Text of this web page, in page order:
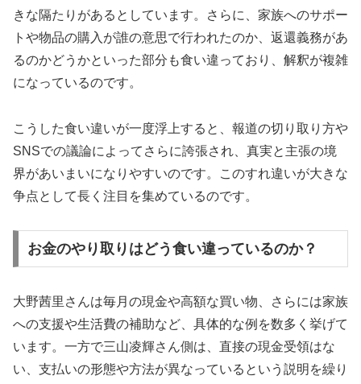
きな隔たりがあるとしています。さらに、家族へのサポー
トや物品の購入が誰の意思で行われたのか、返還義務があ
るのかどうかといった部分も食い違っており、解釈が複雑
になっているのです。
こうした食い違いが一度浮上すると、報道の切り取り方や
SNSでの議論によってさらに誇張され、真実と主張の境
界があいまいになりやすいのです。このすれ違いが大きな
争点として長く注目を集めているのです。
お金のやり取りはどう食い違っているのか？
大野茜里さんは毎月の現金や高額な買い物、さらには家族
への支援や生活費の補助など、具体的な例を数多く挙げて
います。一方で三山凌輝さん側は、直接の現金受領はな
い、支払いの形態や方法が異なっているという説明を繰り